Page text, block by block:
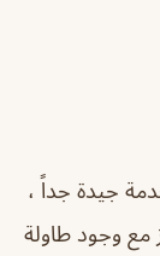
جيدة جداً ،
مع وجود طاولة